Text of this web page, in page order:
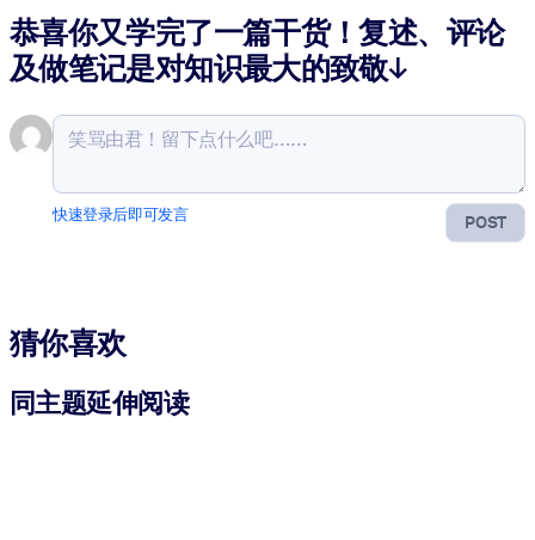
恭喜你又学完了一篇干货！复述、评论
及做笔记是对知识最大的致敬↓
POST
快速登录后即可发言
猜你喜欢
同主题延伸阅读